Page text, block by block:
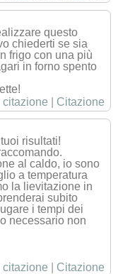
questo
chiederti se sia
frigo con una più
in forno spento
citazione Citazione
risultati!
al caldo, io sono
a temperatura
la lievitazione in
subito
i tempi dei
necessario non
citazione Citazione